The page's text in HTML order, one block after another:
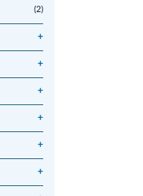
(2)
+
+
+
+
+
+